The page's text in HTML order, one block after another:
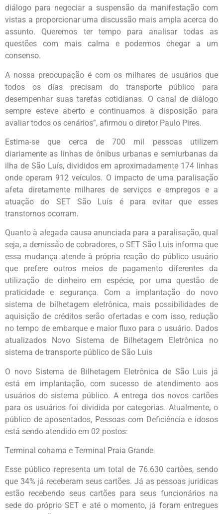
diálogo para negociar a suspensão da manifestação com
vistas a proporcionar uma discussão mais ampla acerca do
assunto. Queremos ter tempo para analisar todas as
questões com mais calma e podermos chegar a um
consenso.
A nossa preocupação é com os milhares de usuários que
todos os dias precisam do transporte público para
desempenhar suas tarefas cotidianas. O canal de diálogo
sempre esteve aberto e continuamos à disposição para
avaliar todos os cenários”, afirmou o diretor Paulo Pires.
Estima-se que cerca de 700 mil pessoas utilizem
diariamente as linhas de ônibus urbanas e semiurbanas da
ilha de São Luís, divididos em aproximadamente 174 linhas
onde operam 912 veículos. O impacto de uma paralisação
afeta diretamente milhares de serviços e empregos e a
atuação do SET São Luís é para evitar que esses
transtornos ocorram.
Quanto à alegada causa anunciada para a paralisação, qual
seja, a demissão de cobradores, o SET São Luis informa que
essa mudança atende à própria reação do público usuário
que prefere outros meios de pagamento diferentes da
utilização de dinheiro em espécie, por uma questão de
praticidade e segurança. Com a implantação do novo
sistema de bilhetagem eletrônica, mais possibilidades de
aquisição de créditos serão ofertadas e com isso, redução
no tempo de embarque e maior fluxo para o usuário. Dados
atualizados Novo Sistema de Bilhetagem Eletrônica no
sistema de transporte público de São Luis
O novo Sistema de Bilhetagem Eletrônica de São Luis já
está em implantação, com sucesso de atendimento aos
usuários do sistema público. A entrega dos novos cartões
para os usuários foi dividida por categorias. Atualmente, o
público de aposentados, Pessoas com Deficiência e idosos
está sendo atendido em 02 postos:
Terminal cohama e Terminal Praia Grande
Esse público representa um total de 76.630 cartões, sendo
que 34% já receberam seus cartões. Já as pessoas juridicas
estão recebendo seus cartões para seus funcionários na
sede do próprio SET e até o momento, já foram entregues